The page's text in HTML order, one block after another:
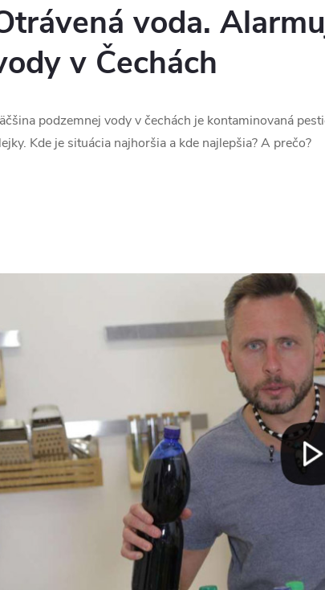
voda.
v Čechách
podzemnej vody v čechách je kontaminovaná
Kde je situácia najhoršia a kde najlepšia? A prečo?